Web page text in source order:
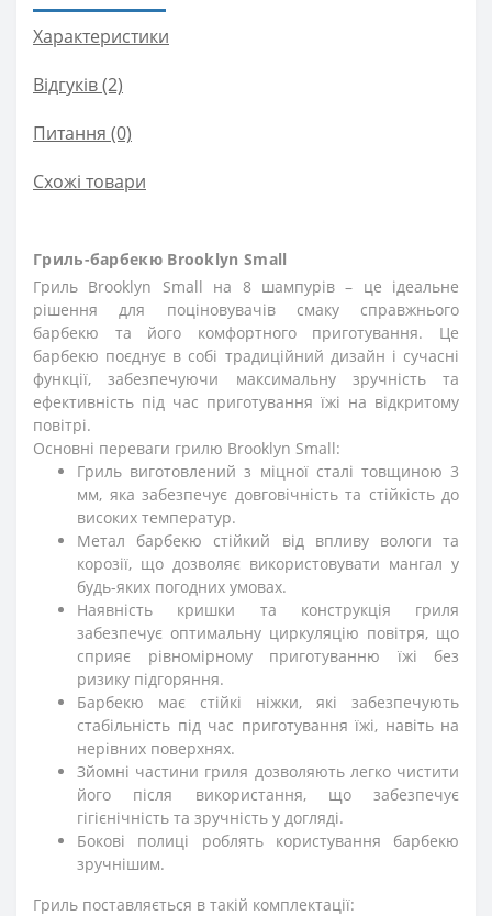
Характеристики
Відгуків (2)
Питання (0)
Схожі товари
Гриль-барбекю Brooklyn Small
Гриль Brooklyn Small на 8 шампурів – це ідеальне
рішення для поціновувачів смаку справжнього
барбекю та його комфортного приготування. Це
барбекю поєднує в собі традиційний дизайн і сучасні
функції, забезпечуючи максимальну зручність та
ефективність під час приготування їжі на відкритому
повітрі.
Основні переваги грилю Brooklyn Small:
Гриль виготовлений з міцної сталі товщиною 3
мм, яка забезпечує довговічність та стійкість до
високих температур.
Метал барбекю стійкий від впливу вологи та
корозії, що дозволяє використовувати мангал у
будь-яких погодних умовах.
Наявність кришки та конструкція гриля
забезпечує оптимальну циркуляцію повітря, що
сприяє рівномірному приготуванню їжі без
ризику підгоряння.
Барбекю має стійкі ніжки, які забезпечують
стабільність під час приготування їжі, навіть на
нерівних поверхнях.
Зйомні частини гриля дозволяють легко чистити
його після використання, що забезпечує
гігієнічність та зручність у догляді.
Бокові полиці роблять користування барбекю
зручнішим.
Гриль поставляється в такій комплектації: